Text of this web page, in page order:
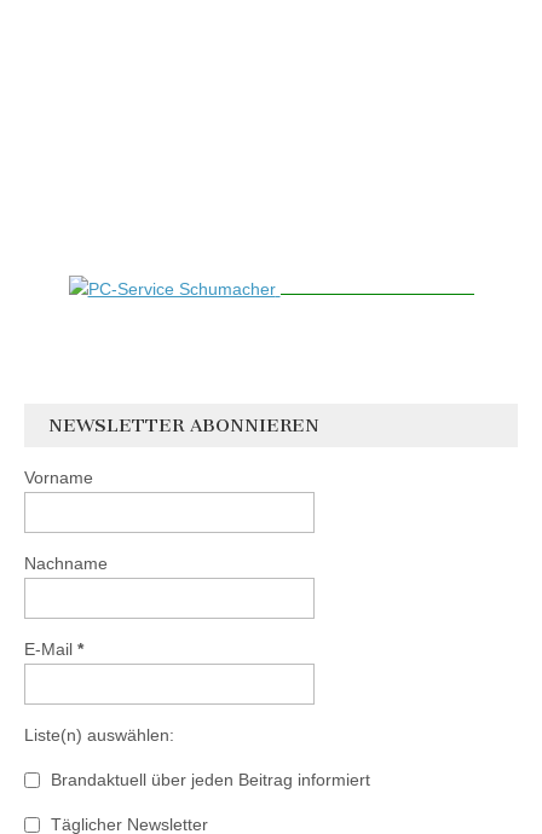
NEWSLETTER ABONNIEREN
Vorname
Nachname
E-Mail *
Liste(n) auswählen:
Brandaktuell über jeden Beitrag informiert
Täglicher Newsletter